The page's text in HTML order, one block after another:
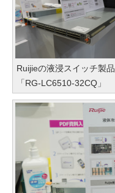
Ruijieの液浸スイッチ製品
「RG-LC6510-32CQ」